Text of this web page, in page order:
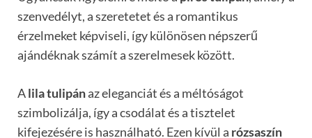
szenvedélyt, a szeretetet és a romantikus
érzelmeket képviseli, így különösen népszerű
ajándéknak számít a szerelmesek között.
Alila tulipánaz eleganciát és a méltóságot
szimbolizálja, így a csodálat és a tisztelet
kifejezésére is használható. Ezen kívül a rózsaszín